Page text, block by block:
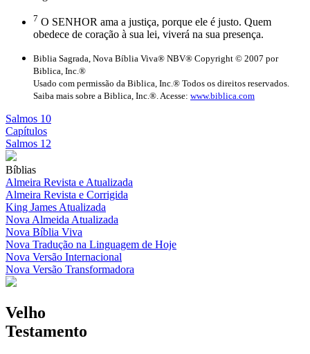
7 O SENHOR ama a justiça, porque ele é justo. Quem
obedece de coração à sua lei, viverá na sua presença.
Biblia Sagrada, Nova Bíblia Viva® NBV® Copyright © 2007 por
Biblica, Inc.®
Usado com permissão da Biblica, Inc.® Todos os direitos reservados.
Saiba mais sobre a Biblica, Inc.®. Acesse: www.biblica.com
Salmos 10
Capítulos
Salmos 12
Bíblias
Almeira Revista e Atualizada
Almeira Revista e Corrigida
King James Atualizada
Nova Almeida Atualizada
Nova Bíblia Viva
Nova Tradução na Linguagem de Hoje
Nova Versão Internacional
Nova Versão Transformadora
Velho
Testamento